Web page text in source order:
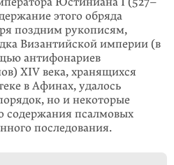
этого обряда
поздним рукописям,
Византийской империи (в
антифонариев
XIV века, хранящихся
в Афинах, удалось
но и некоторые
содержания псалмовых
последования.